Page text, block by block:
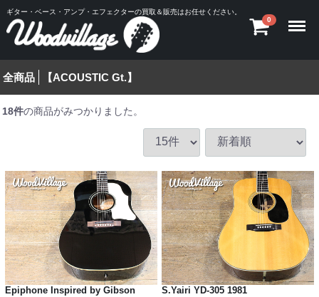
ギター・ベース・アンプ・エフェクターの買取＆販売はお任せください。
0
全商品 【ACOUSTIC Gt.】
18件の商品がみつかりました。
Epiphone Inspired by Gibson
S.Yairi YD-305 1981